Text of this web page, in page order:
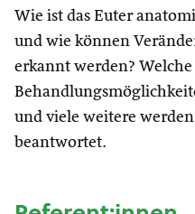
Wie ist das Euter
und wie können
erkannt werden? Welche
und viele weitere
beantwortet.